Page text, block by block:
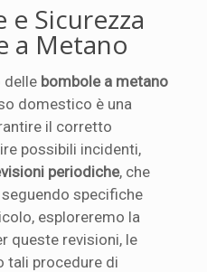
Sicurezza
a Metano
delle bombole a metano
domestico è una
il corretto
possibili incidenti,
periodiche, che
specifiche
esploreremo la
queste revisioni, le
tali procedure di